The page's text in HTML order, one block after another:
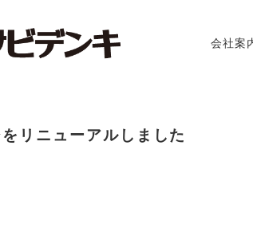
会社案
リニューアルしました